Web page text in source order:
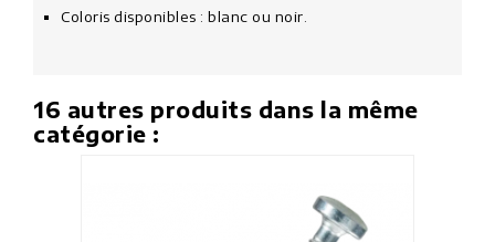
Coloris disponibles : blanc ou noir.
16 autres produits dans la même
catégorie :